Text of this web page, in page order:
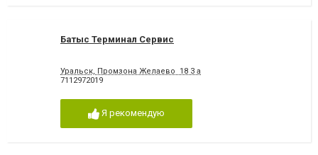
Батыс Терминал Сервис
Уральск, Промзона Желаево 18 3 а
7112972019
Я рекомендую